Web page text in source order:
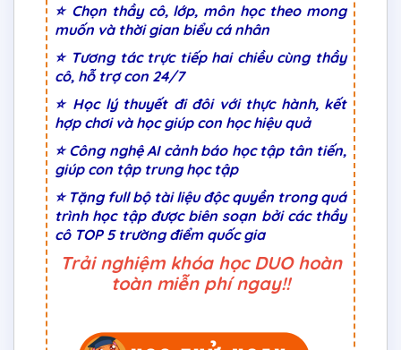
⭐ Chọn thầy cô, lớp, môn học theo mong
muốn và thời gian biểu cá nhân
⭐ Tương tác trực tiếp hai chiều cùng thầy
cô, hỗ trợ con 24/7
⭐ Học lý thuyết đi đôi với thực hành, kết
hợp chơi và học giúp con học hiệu quả
⭐ Công nghệ AI cảnh báo học tập tân tiến,
giúp con tập trung học tập
⭐ Tặng full bộ tài liệu độc quyền trong quá
trình học tập được biên soạn bởi các thầy
cô TOP 5 trường điểm quốc gia
Trải nghiệm khóa học DUO hoàn
toàn miễn phí ngay!!